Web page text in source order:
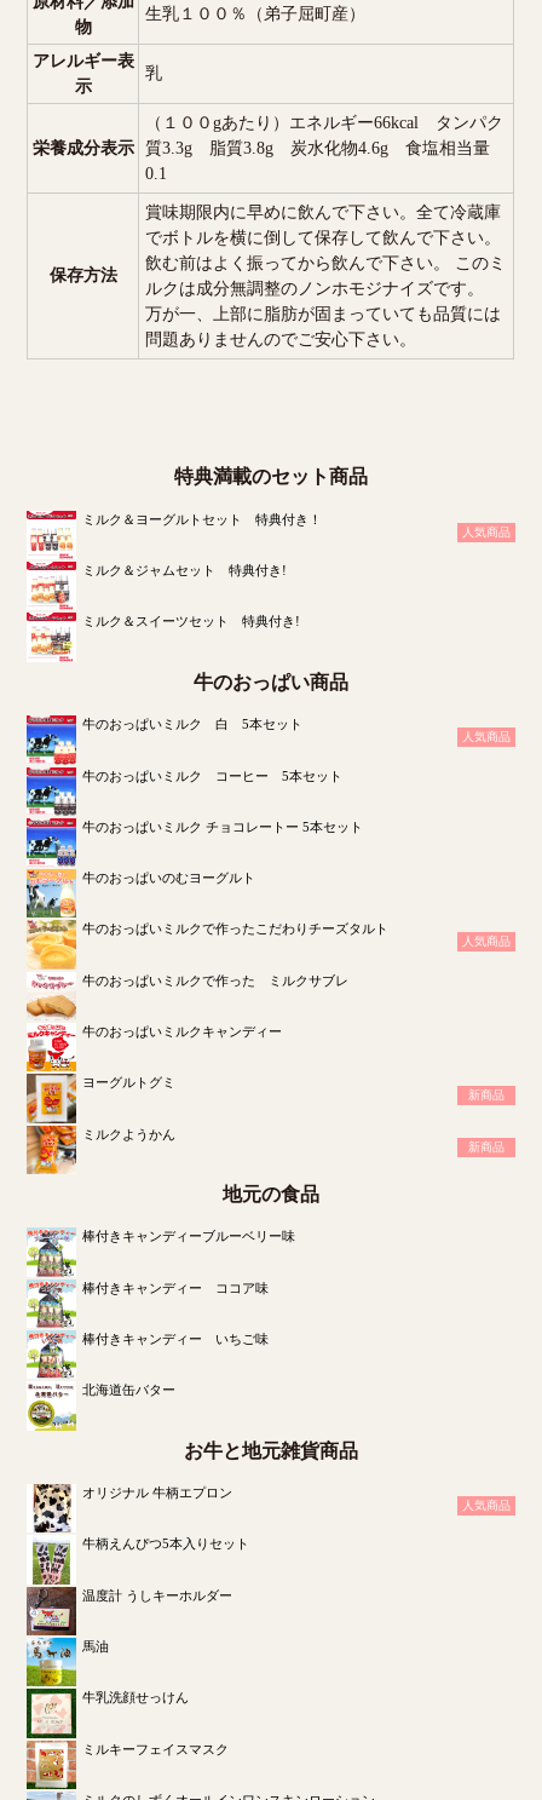
物
生乳１００％（弟子屈町産）
アレルギー表
示
乳
栄養成分表示
（１００gあたり）エネルギー66kcal タンパク
質3.3g 脂質3.8g 炭水化物4.6g 食塩相当量
0.1
保存方法
賞味期限内に早めに飲んで下さい。全て冷蔵庫
でボトルを横に倒して保存して飲んで下さい。
飲む前はよく振ってから飲んで下さい。 このミ
ルクは成分無調整のノンホモジナイズです。
万が一、上部に脂肪が固まっていても品質には
問題ありませんのでご安心下さい。
特典満載のセット商品
人気商品
ミルク＆ヨーグルトセット 特典付き！
ミルク＆ジャムセット 特典付き!
ミルク＆スイーツセット 特典付き!
牛のおっぱい商品
人気商品
牛のおっぱいミルク 白 5本セット
牛のおっぱいミルク コーヒー 5本セット
牛のおっぱいミルク チョコレートー 5本セット
牛のおっぱいのむヨーグルト
人気商品
牛のおっぱいミルクで作ったこだわりチーズタルト
牛のおっぱいミルクで作った ミルクサブレ
牛のおっぱいミルクキャンディー
新商品
ヨーグルトグミ
新商品
ミルクようかん
地元の食品
棒付きキャンディーブルーベリー味
棒付きキャンディー ココア味
棒付きキャンディー いちご味
北海道缶バター
お牛と地元雑貨商品
人気商品
オリジナル 牛柄エプロン
牛柄えんぴつ5本入りセット
温度計 うしキーホルダー
馬油
牛乳洗顔せっけん
ミルキーフェイスマスク